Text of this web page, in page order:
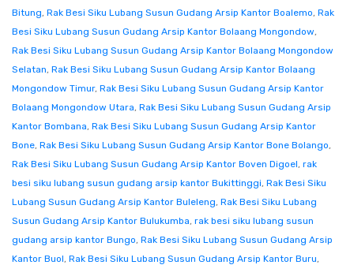
Bitung, Rak Besi Siku Lubang Susun Gudang Arsip Kantor Boalemo, Rak
Besi Siku Lubang Susun Gudang Arsip Kantor Bolaang Mongondow,
Rak Besi Siku Lubang Susun Gudang Arsip Kantor Bolaang Mongondow
Selatan, Rak Besi Siku Lubang Susun Gudang Arsip Kantor Bolaang
Mongondow Timur, Rak Besi Siku Lubang Susun Gudang Arsip Kantor
Bolaang Mongondow Utara, Rak Besi Siku Lubang Susun Gudang Arsip
Kantor Bombana, Rak Besi Siku Lubang Susun Gudang Arsip Kantor
Bone, Rak Besi Siku Lubang Susun Gudang Arsip Kantor Bone Bolango,
Rak Besi Siku Lubang Susun Gudang Arsip Kantor Boven Digoel, rak
besi siku lubang susun gudang arsip kantor Bukittinggi, Rak Besi Siku
Lubang Susun Gudang Arsip Kantor Buleleng, Rak Besi Siku Lubang
Susun Gudang Arsip Kantor Bulukumba, rak besi siku lubang susun
gudang arsip kantor Bungo, Rak Besi Siku Lubang Susun Gudang Arsip
Kantor Buol, Rak Besi Siku Lubang Susun Gudang Arsip Kantor Buru,